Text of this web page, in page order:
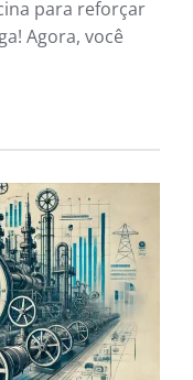
para reforçar
Agora, você